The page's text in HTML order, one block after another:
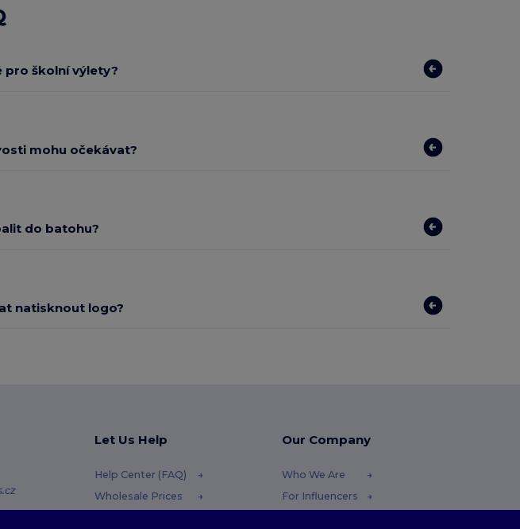
pro školní výlety?
mohu očekávat?
do batohu?
natisknout logo?
Let Us Help
Help Center (FAQ)
Wholesale Prices
Our Company
Who We Are
For Influencers